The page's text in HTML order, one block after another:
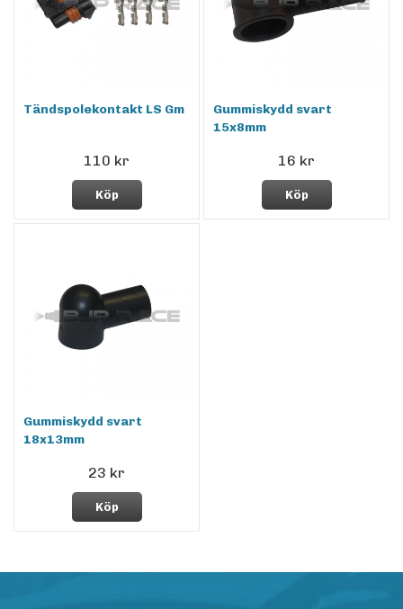
Tändspolekontakt LS Gm
110 kr
Köp
Gummiskydd svart
15x8mm
16 kr
Köp
Gummiskydd svart
18x13mm
23 kr
Köp